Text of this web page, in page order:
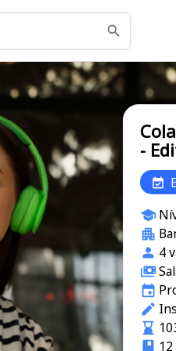
-
4